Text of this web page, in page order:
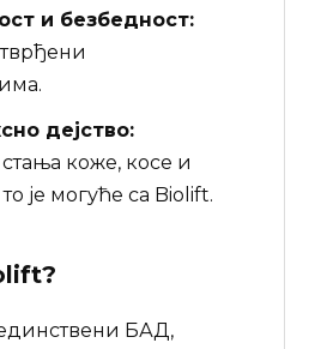
и безбедност:
дејство:
коже, косе и
је могуће са Biolift.
?
БАД,